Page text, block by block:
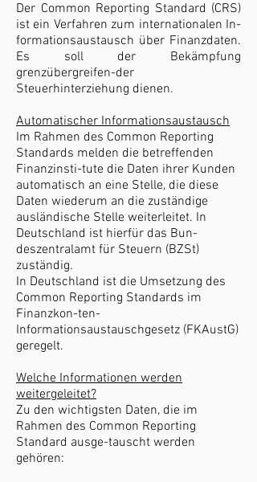
Der Common Reporting Standard (CRS)
ist ein Verfahren zum internationalen In-
formationsaustausch über Finanzdaten.
Es soll der Bekämpfung
grenzübergreifen-der
Steuerhinterziehung dienen.
Automatischer Informationsaustausch
Im Rahmen des Common Reporting
Standards melden die betreffenden
Finanzinsti-tute die Daten ihrer Kunden
automatisch an eine Stelle, die diese
Daten wiederum an die zuständige
ausländische Stelle weiterleitet. In
Deutschland ist hierfür das Bun-
deszentralamt für Steuern (BZSt)
zuständig.
In Deutschland ist die Umsetzung des
Common Reporting Standards im
Finanzkon-ten-
Informationsaustauschgesetz (FKAustG)
geregelt.
Welche Informationen werden
weitergeleitet?
Zu den wichtigsten Daten, die im
Rahmen des Common Reporting
Standard ausge-tauscht werden
gehören: